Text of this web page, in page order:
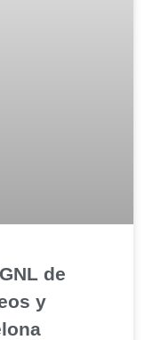
de
y